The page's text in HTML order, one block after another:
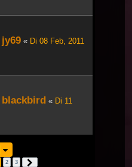
jy69 « Di 08 Feb, 2011
blackbird « Di 11
2 3